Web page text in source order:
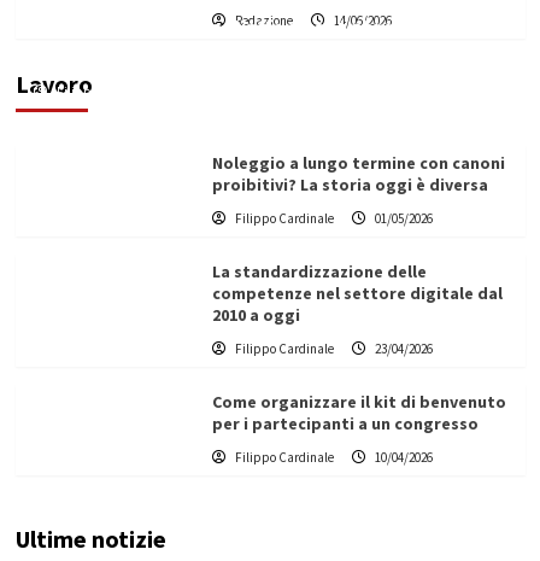
Redazione 14/06/2026
Lavoro
Vino in Italia: il giro d’affari contribuisce
Filippo Cardinale
Noleggio a lungo termine con canoni
proibitivi? La storia oggi è diversa
Filippo Cardinale 01/05/2026
La standardizzazione delle
competenze nel settore digitale dal
2010 a oggi
Filippo Cardinale 23/04/2026
Come organizzare il kit di benvenuto
per i partecipanti a un congresso
Filippo Cardinale 10/04/2026
Ultime notizie